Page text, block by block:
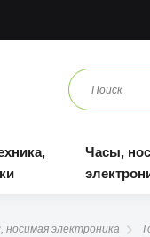
Часы,
носимая электроника